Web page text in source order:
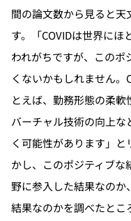
間の論文数から見ると
す。「COVIDは世界に
われがちですが、このポ
くないかもしれません。
とえば、勤務形態の柔軟
バーチャル技術の向上
く可能性があります」
かし、このポジティブ
野に参入した結果なの
結果なのかを調べたとこ